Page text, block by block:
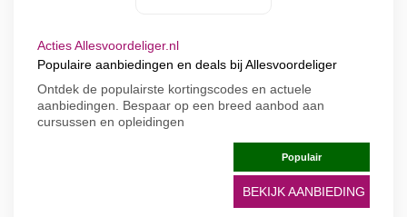
Acties Allesvoordeliger.nl
Populaire aanbiedingen en deals bij Allesvoordeliger
Ontdek de populairste kortingscodes en actuele
aanbiedingen. Bespaar op een breed aanbod aan
cursussen en opleidingen
Populair
BEKIJK AANBIEDING